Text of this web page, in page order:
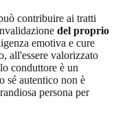
contribuire ai tratti
del proprio
emotiva e cure
all'essere valorizzato
conduttore è un
sé autentico non è
persona per